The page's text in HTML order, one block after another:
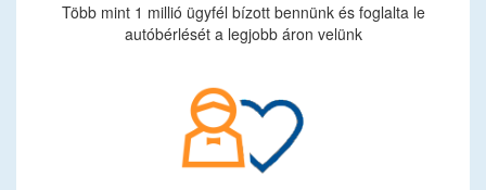
Több mint 1 millió ügyfél bízott bennünk és foglalta le
autóbérlését a legjobb áron velünk